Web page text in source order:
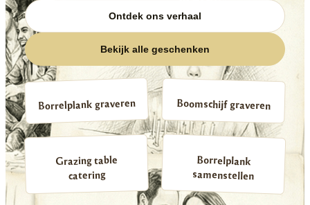
Ontdek ons verhaal
Bekijk alle geschenken
Borrelplank graveren Boomschijf graveren
Grazing table
catering
Borrelplank
samenstellen